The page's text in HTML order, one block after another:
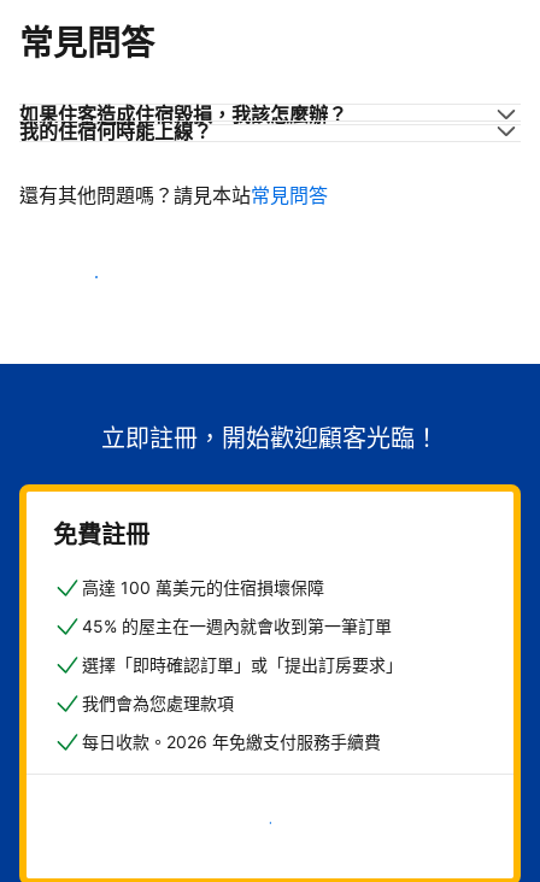
常見問答
如果住客造成住宿毀損，我該怎麼辦？
我的住宿何時能上線？
還有其他問題嗎？請見本站常見問答
開始迎接住客
立即註冊，開始歡迎顧客光臨！
免費註冊
高達 100 萬美元的住宿損壞保障
45% 的屋主在一週內就會收到第一筆訂單
選擇「即時確認訂單」或「提出訂房要求」
我們會為您處理款項
每日收款。2026 年免繳支付服務手續費
現在就開始